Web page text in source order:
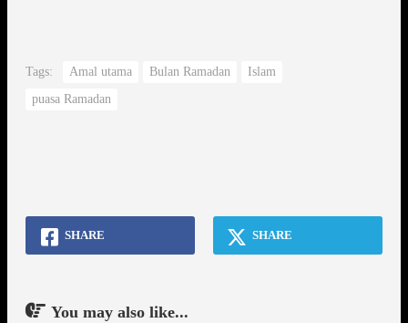
Tags: Amal utama Bulan Ramadan
Islam
puasa Ramadan
SHARE SHARE
You may also like...